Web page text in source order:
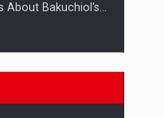
25…
About Bakuchiol's…
care nu